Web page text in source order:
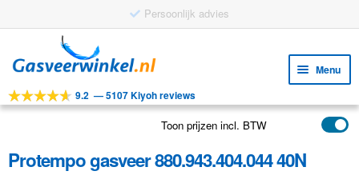
Persoonlijk advies
door
navigatie
naar
inhoud
Menu
Tools
Toepassingen
9.2 —5107 Kiyoh reviews
Toon prijzen incl. BTW
Protempo gasveer 880.943.404.044 40N